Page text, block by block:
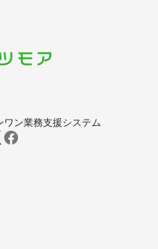
ン業務支援システム